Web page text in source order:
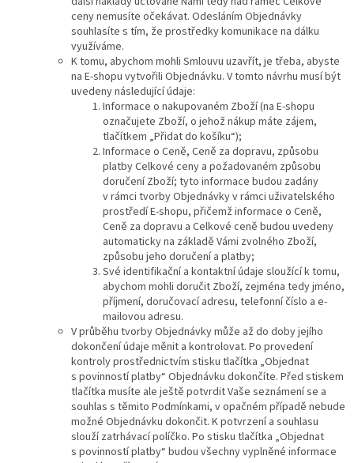
ceny nemusíte očekávat. Odesláním Objednávky
souhlasíte s tím, že prostředky komunikace na dálku
využíváme.
K tomu, abychom mohli Smlouvu uzavřít, je třeba, abyste
na E-shopu vytvořili Objednávku. V tomto návrhu musí být
uvedeny následující údaje:
Informace o nakupovaném Zboží (na E-shopu
označujete Zboží, o jehož nákup máte zájem,
tlačítkem „Přidat do košíku“);
Informace o Ceně, Ceně za dopravu, způsobu
platby Celkové ceny a požadovaném způsobu
doručení Zboží; tyto informace budou zadány
v rámci tvorby Objednávky v rámci uživatelského
prostředí E-shopu, přičemž informace o Ceně,
Ceně za dopravu a Celkové ceně budou uvedeny
automaticky na základě Vámi zvolného Zboží,
způsobu jeho doručení a platby;
Své identifikační a kontaktní údaje sloužící k tomu,
abychom mohli doručit Zboží, zejména tedy jméno,
příjmení, doručovací adresu, telefonní číslo a e-
mailovou adresu.
V průběhu tvorby Objednávky může až do doby jejího
dokončení údaje měnit a kontrolovat. Po provedení
kontroly prostřednictvím stisku tlačítka „Objednat
s povinností platby“ Objednávku dokončíte. Před stiskem
tlačítka musíte ale ještě potvrdit Vaše seznámení se a
souhlas s těmito Podmínkami, v opačném případě nebude
možné Objednávku dokončit. K potvrzení a souhlasu
slouží zatrhávací políčko. Po stisku tlačítka „Objednat
s povinností platby“ budou všechny vyplněné informace